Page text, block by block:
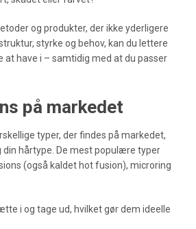
og produkter, der ikke yderligere
styrke og behov, kan du lettere
at have i – samtidig med at du passer
på markedet
typer, der findes på markedet,
din hårtype. De mest populære typer
(også kaldet hot fusion), microring
i og tage ud, hvilket gør dem ideelle